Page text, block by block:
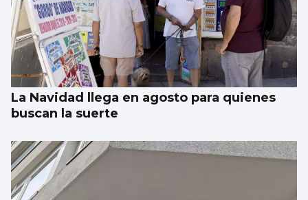
La Navidad llega en agosto para quienes
buscan la suerte